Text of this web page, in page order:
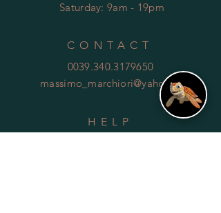
Saturday: 9am - 19pm
CONTACT
0039.340.3179650
massimo_marchiori@yahoo.it
HELP